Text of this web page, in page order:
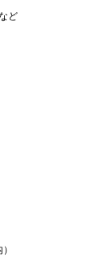
ど